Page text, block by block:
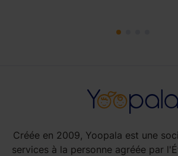
Créée en 2009, Yoopala est une
services à la personne agréée par